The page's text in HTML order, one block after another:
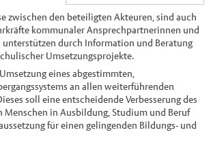
zwischen den beteiligten Akteuren, sind auch
kommunaler Ansprechpartnerinnen und
durch Information und Beratung
Umsetzungsprojekte.
eines abgestimmten,
an allen weiterführenden
soll eine entscheidende Verbesserung des
Menschen in Ausbildung, Studium und Beruf
für einen gelingenden Bildungs- und